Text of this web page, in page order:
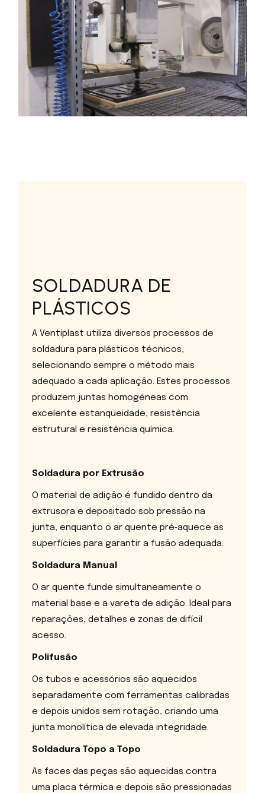
SOLDADURA DE
PLÁSTICOS
A Ventiplast utiliza diversos processos de
soldadura para plásticos técnicos,
selecionando sempre o método mais
adequado a cada aplicação. Estes processos
produzem juntas homogéneas com
excelente estanqueidade, resistência
estrutural e resistência química.
Soldadura por Extrusão
O material de adição é fundido dentro da
extrusora e depositado sob pressão na
junta, enquanto o ar quente pré‑aquece as
superfícies para garantir a fusão adequada.
Soldadura Manual
O ar quente funde simultaneamente o
material base e a vareta de adição. Ideal para
reparações, detalhes e zonas de difícil
acesso.
Polifusão
Os tubos e acessórios são aquecidos
separadamente com ferramentas calibradas
e depois unidos sem rotação, criando uma
junta monolítica de elevada integridade.
Soldadura Topo a Topo
As faces das peças são aquecidas contra
uma placa térmica e depois são pressionadas